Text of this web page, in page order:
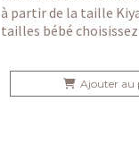
à partir de la taille
tailles bébé
Ajouter au